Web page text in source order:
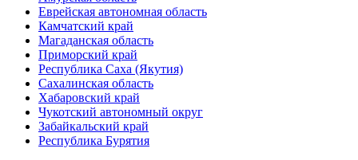
Еврейская автономная область
Камчатский край
Магаданская область
Приморский край
Республика Саха (Якутия)
Сахалинская область
Хабаровский край
Чукотский автономный округ
Забайкальский край
Республика Бурятия